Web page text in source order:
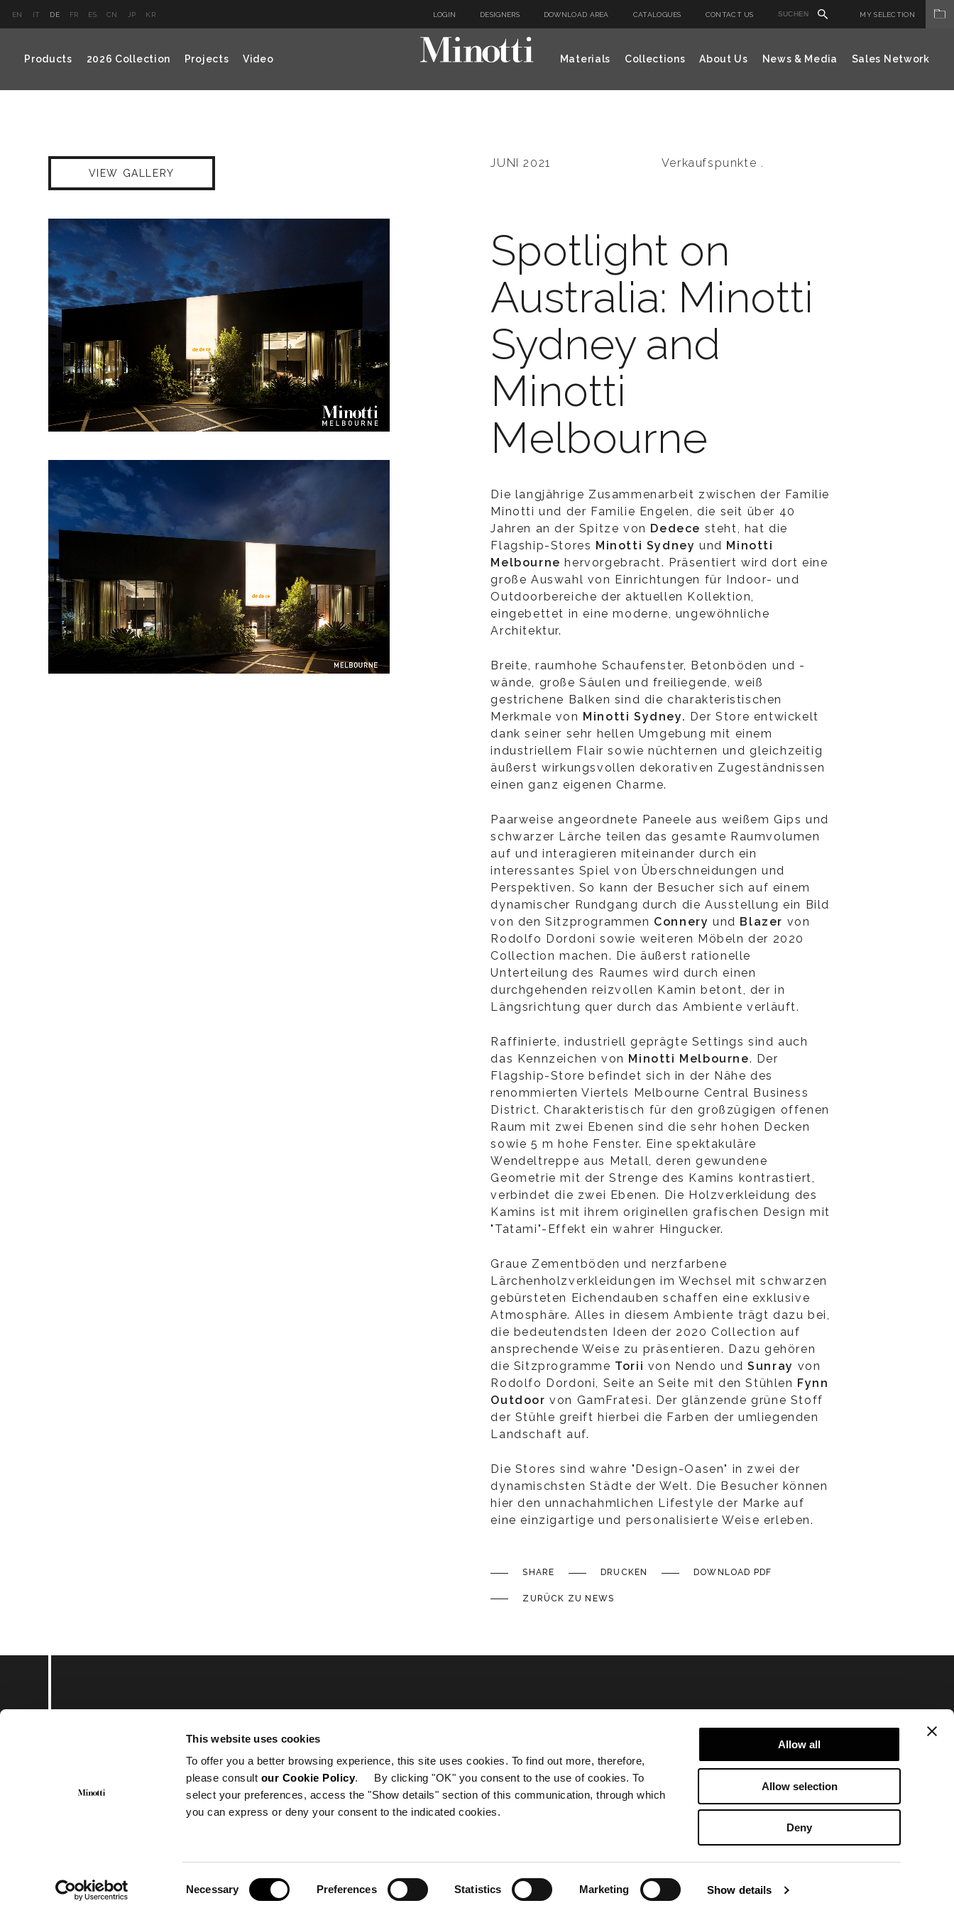
This website uses cookies
To offer you a better browsing experience, this site uses cookies. To find out more, therefore,
please consult our Cookie Policy. By clicking "OK" you consent to the use of cookies. To
select your preferences, access the "Show details" section of this communication, through which
you can express or deny your consent to the indicated cookies.
Necessary Preferences Statistics Marketing Show details
Allow all
Allow selection
Deny
EN IT DE FR ES CN JP KR LOGIN DESIGNERS DOWNLOAD AREA CATALOGUES CONTACT US MY SELECTION
Products 2026 Collection Projects Video Materials Collections About Us News & Media Sales Network
VIEW GALLERY
JUNI 2021 Verkaufspunkte .
Spotlight on
Australia: Minotti
Sydney and
Minotti
Melbourne
Die langjährige Zusammenarbeit zwischen der Familie
Minotti und der Familie Engelen, die seit über 40
Jahren an der Spitze von Dedece steht, hat die
Flagship-Stores Minotti Sydneyund Minotti
Melbourne hervorgebracht. Präsentiert wird dort eine
große Auswahl von Einrichtungen für Indoor- und
Outdoorbereiche der aktuellen Kollektion,
eingebettet in eine moderne, ungewöhnliche
Architektur.
Breite, raumhohe Schaufenster, Betonböden und -
wände, große Säulen und freiliegende, weiß
gestrichene Balken sind die charakteristischen
Merkmale von Minotti Sydney. Der Store entwickelt
dank seiner sehr hellen Umgebung mit einem
industriellem Flair sowie nüchternen und gleichzeitig
äußerst wirkungsvollen dekorativen Zugeständnissen
einen ganz eigenen Charme.
Paarweise angeordnete Paneele aus weißem Gips und
schwarzer Lärche teilen das gesamte Raumvolumen
auf und interagieren miteinander durch ein
interessantes Spiel von Überschneidungen und
Perspektiven. So kann der Besucher sich auf einem
dynamischer Rundgang durch die Ausstellung ein Bild
von den Sitzprogrammen Connery und Blazer von
Rodolfo Dordoni sowie weiteren Möbeln der 2020
Collection machen. Die äußerst rationelle
Unterteilung des Raumes wird durch einen
durchgehenden reizvollen Kamin betont, der in
Längsrichtung quer durch das Ambiente verläuft.
Raffinierte, industriell geprägte Settings sind auch
das Kennzeichen von Minotti Melbourne. Der
Flagship-Store befindet sich in der Nähe des
renommierten Viertels Melbourne Central Business
District. Charakteristisch für den großzügigen offenen
Raum mit zwei Ebenen sind die sehr hohen Decken
sowie 5 m hohe Fenster. Eine spektakuläre
Wendeltreppe aus Metall, deren gewundene
Geometrie mit der Strenge des Kamins kontrastiert,
verbindet die zwei Ebenen. Die Holzverkleidung des
Kamins ist mit ihrem originellen grafischen Design mit
"Tatami"-Effekt ein wahrer Hingucker.
Graue Zementböden und nerzfarbene
Lärchenholzverkleidungen im Wechsel mit schwarzen
gebürsteten Eichendauben schaffen eine exklusive
Atmosphäre. Alles in diesem Ambiente trägt dazu bei,
die bedeutendsten Ideen der 2020 Collection auf
ansprechende Weise zu präsentieren. Dazu gehören
die Sitzprogramme Torii von Nendo undSunray von
Rodolfo Dordoni, Seite an Seite mit den Stühlen Fynn
Outdoor von GamFratesi. Der glänzende grüne Stoff
der Stühle greift hierbei die Farben der umliegenden
Landschaft auf.
Die Stores sind wahre "Design-Oasen" in zwei der
dynamischsten Städte der Welt. Die Besucher können
hier den unnachahmlichen Lifestyle der Marke auf
eine einzigartige und personalisierte Weise erleben.
SHARE DRUCKEN DOWNLOAD PDF
ZURÜCK ZU NEWS
Subscribe to keep updated
CF.: 00593650153 | P.I.: 00683370969
Cap. Soc. 1.000.000€ i.v.
Datenschutzerklärung